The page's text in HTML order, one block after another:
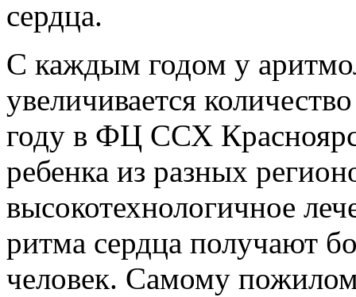
сердца.
С каждым годом у
увеличивается
году в ФЦ ССХ
ребенка из разных
высокотехнологичное
ритма сердца получают
человек. Самому